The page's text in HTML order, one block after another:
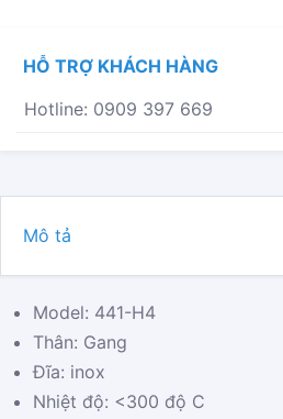
NÓNG
HỖ TRỢ KHÁCH HÀNG
Hotline: 0909 397 669
Mô tả
Model: 441-H4
Thân: Gang
Đĩa: inox
Nhiệt độ: <300 độ C